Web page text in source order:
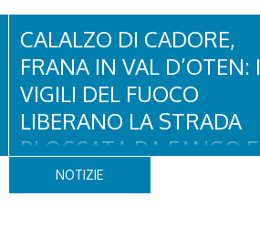
CALALZO DI CADORE,
FRANA IN VAL D’OTEN: I
VIGILI DEL FUOCO
LIBERANO LA STRADA
BLOCCATA DA FANGO E
DETRITI
NOTIZIE